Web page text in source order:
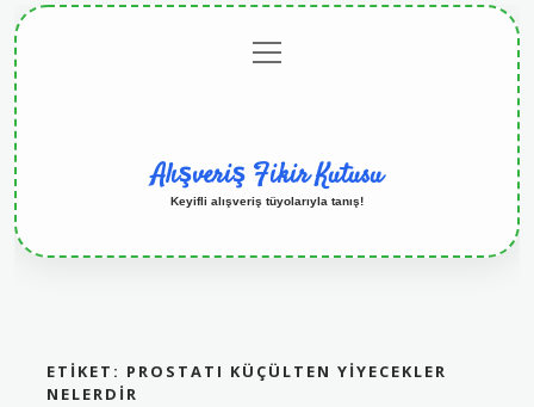
menüyü
aç
Alışveriş Fikir Kutusu
Keyifli alışveriş tüyolarıyla tanış!
ETIKET: PROSTATI KÜÇÜLTEN YIYECEKLER
NELERDIR